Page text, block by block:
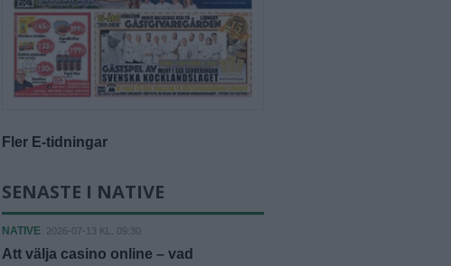
Fler E-tidningar
SENASTE I NATIVE
NATIVE 2026-07-13 KL. 09:30
Att välja casino online – vad